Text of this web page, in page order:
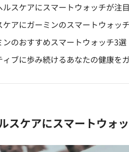
ルスケアにスマートウォッチが注
ケアにガーミンのスマートウォッ
ンのおすすめスマートウォッチ3選
ィブに歩み続けるあなたの健康を
スケアにスマートウォ